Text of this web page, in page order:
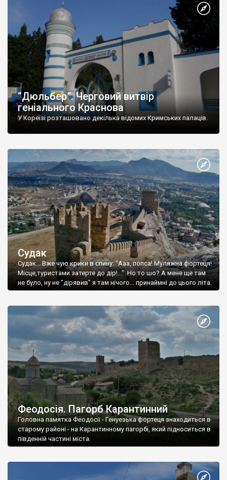
“Дюльбер”. Черговий витвір
геніального Краснова
У Кореїзі розташовано декілька відомих Кримських палаців.
Судак
Судак... Вже чую крики в спину: "Ааа, попса! Муляжна фортеця!
Місце,туристами затерте до дір!..." Но то шо? А мене ще там
не було, ну не "дірявив" я там нічого... принаймні до цього літа.
Феодосія. Пагорб Карантинний
Головна памятка Феодосії - Генуезька фортеця знаходиться в
старому районі - на Карантинному пагорбі, який підноситься в
південній частині міста.